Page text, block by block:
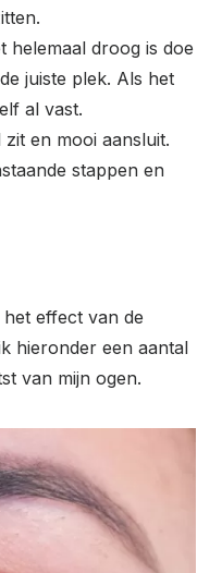
helemaal droog is doe
juiste plek. Als het
al vast.
en mooi aansluit.
stappen en
effect van de
hieronder een aantal
van mijn ogen.